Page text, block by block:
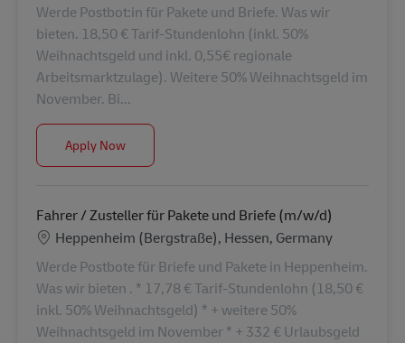
Werde Postbot:in für Pakete und Briefe. Was wir
bieten. 18,50 € Tarif-Stundenlohn (inkl. 50%
Weihnachtsgeld und inkl. 0,55€ regionale
Arbeitsmarktzulage). Weitere 50% Weihnachtsgeld im
November. Bi...
Apply NowPostbote für Pakete und Briefe (m/w/d)
Fahrer / Zusteller für Pakete und Briefe (m/w/d)
Location
Heppenheim (Bergstraße), Hessen, Germany
Werde Postbote für Briefe und Pakete in Heppenheim.
Was wir bieten . * 17,78 € Tarif-Stundenlohn (18,50 €
inkl. 50% Weihnachtsgeld) * + weitere 50%
Weihnachtsgeld im November * + 332 € Urlaubsgeld